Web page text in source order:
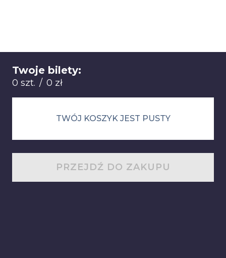
Twoje bilety:
0 szt. / 0 zł
Łącznie: 0 sztuk 0 zł
TWÓJ KOSZYK JEST PUSTY
PRZEJDŹ DO ZAKUPU